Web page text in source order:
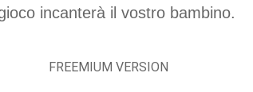
incanterà il vostro bambino.
FREEMIUM VERSION